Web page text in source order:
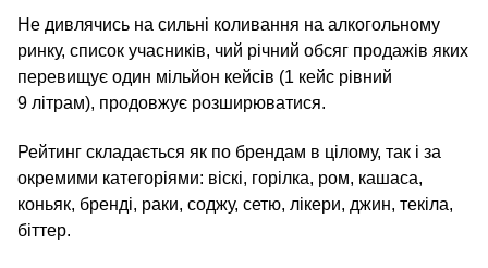
Не дивлячись на сильні коливання на алкогольному
ринку, список учасників, чий річний обсяг продажів яких
перевищує один мільйон кейсів (1 кейс рівний
9 літрам), продовжує розширюватися.
Рейтинг складається як по брендам в цілому, так і за
окремими категоріями: віскі, горілка, ром, кашаса,
коньяк, бренді, раки, соджу, сетю, лікери, джин, текіла,
біттер.